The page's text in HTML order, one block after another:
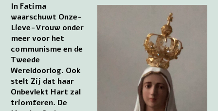
In Fatima
waarschuwt Onze-
Lieve-Vrouw onder
meer voor het
communisme en de
Tweede
Wereldoorlog. Ook
stelt Zij dat haar
Onbevlekt Hart zal
triomferen. De